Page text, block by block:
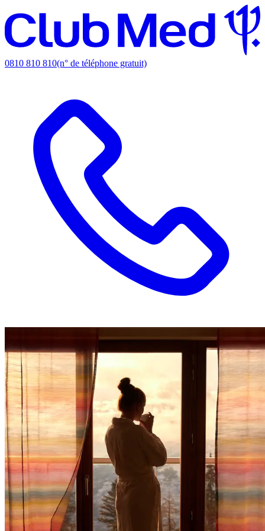
0810 810 810(n° de téléphone gratuit)